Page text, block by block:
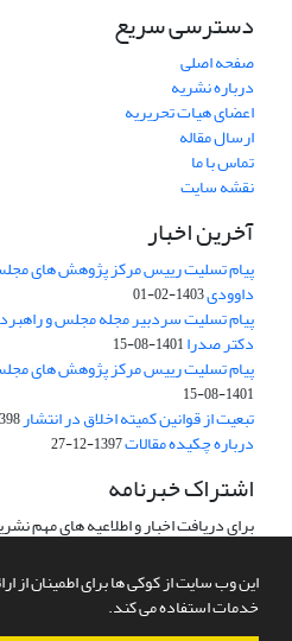
این وب سایت از کوکی ها برای اطمینان از
خدمات استفاده می کند.
دسترسی سریع
صفحه اصلی
درباره نشریه
اعضای هیات تحریریه
ارسال مقاله
تماس با ما
نقشه سایت
آخرین اخبار
پیام تسلیت رییس مرکز پژوهش های
داوودی1403-02-01
پیام تسلیت سردبیر مجله مجلس و
دکتر صدرا1401-08-15
پیام تسلیت رییس مرکز پژوهش های
1401-08-15
تبعیت از قوانین کمیته اخلاق در انتشار10-23
درباره چکیده مقالات1397-12-27
اشتراک خبرنامه
برای دریافت اخبار و اطلاعیه های مهم